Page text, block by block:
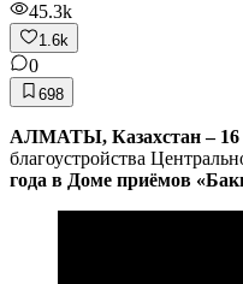
45.3k
1.6k
0
698
АЛМАТЫ, Казахстан –
благоустройства
года в Доме приёмов